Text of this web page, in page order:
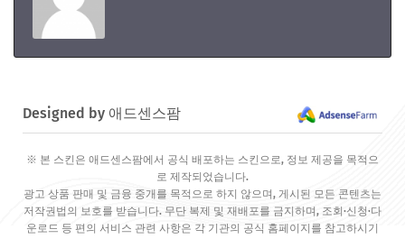
Designed by 애드센스팜
※ 본 스킨은 애드센스팜에서 공식 배포하는 스킨으로, 정보 제공을 목적으
로 제작되었습니다.
광고 상품 판매 및 금융 중개를 목적으로 하지 않으며, 게시된 모든 콘텐츠는
저작권법의 보호를 받습니다. 무단 복제 및 재배포를 금지하며, 조회·신청·다
운로드 등 편의 서비스 관련 사항은 각 기관의 공식 홈페이지를 참고하시기